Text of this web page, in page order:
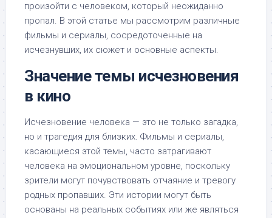
произойти с человеком, который неожиданно
пропал. В этой статье мы рассмотрим различные
фильмы и сериалы, сосредоточенные на
исчезнувших, их сюжет и основные аспекты.
Значение темы исчезновения
в кино
Исчезновение человека — это не только загадка,
но и трагедия для близких. Фильмы и сериалы,
касающиеся этой темы, часто затрагивают
человека на эмоциональном уровне, поскольку
зрители могут почувствовать отчаяние и тревогу
родных пропавших. Эти истории могут быть
основаны на реальных событиях или же являться